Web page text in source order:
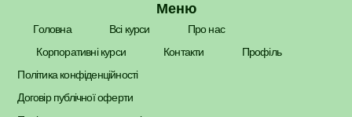
Меню
Головна Всі курси
Про нас
Корпоративні курси
Контакти
Профіль
Політика конфіденційності
Договір публічної оферти